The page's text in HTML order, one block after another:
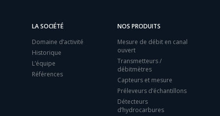
LA SOCIÉTÉ
Domaine d’activité
Historique
L’équipe
Références
NOS PRODUITS
Mesure de débit en canal
ouvert
Transmetteurs /
débitmètres
Capteurs et mesure
Préleveurs d’échantillons
Détecteurs
d’hydrocarbures